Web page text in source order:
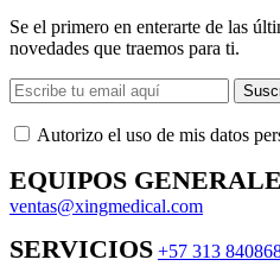
Se el primero en enterarte de las
novedades que traemos para ti.
Autorizo ​​el uso de mis datos
EQUIPOS
ventas@xingmedical.com
SERVICIOS +57 313